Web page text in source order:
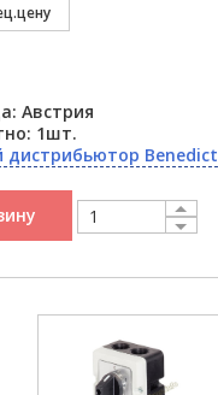
Австрия
1шт.
Benedict